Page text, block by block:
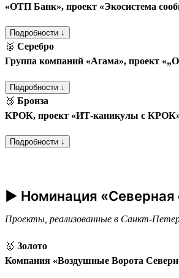
«ОТП Банк», проект «Экосистема
Подробности ↓
🥈 Серебро
Группа компаний «Агама», проект
Подробности ↓
🥉 Бронза
КРОК, проект «ИТ-каникулы с
Подробности ↓
► Номинация «Северная
Проекты, реализованные в Санкт-
🥇 Золото
Компания «Воздушные Ворота